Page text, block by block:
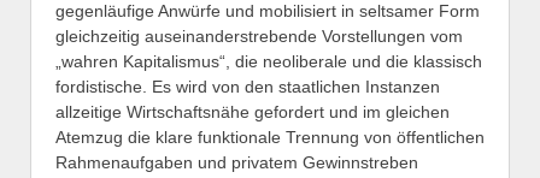
gegenläufige Anwürfe und mobilisiert in seltsamer Form
gleichzeitig auseinanderstrebende Vorstellungen vom
„wahren Kapitalismus“, die neoliberale und die klassisch
fordistische. Es wird von den staatlichen Instanzen
allzeitige Wirtschaftsnähe gefordert und im gleichen
Atemzug die klare funktionale Trennung von öffentlichen
Rahmenaufgaben und privatem Gewinnstreben